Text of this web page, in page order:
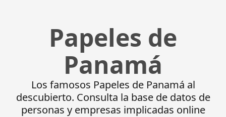
Papeles de
Panamá
Los famosos Papeles de Panamá al
descubierto. Consulta la base de datos de
personas y empresas implicadas online